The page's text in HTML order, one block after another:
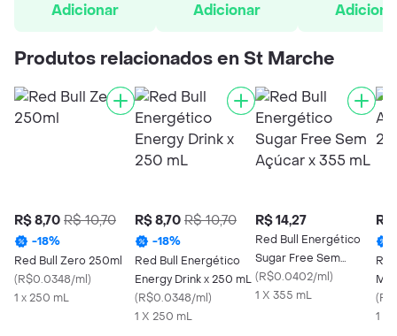
Adicionar
Adicionar
Produtos relacionados en St Marche
R$ 8,70 R$ 10,70
-18%
Red Bull Zero 250ml
(R$0.0348/ml)
1 x 250 mL
R$ 8,70 R$ 10,70
-18%
Red Bull Energético
Energy Drink x 250 mL
(R$0.0348/ml)
1 X 250 mL
R$ 14,27
Red Bull Energético
Sugar Free Sem
Açúcar x 355 mL
(R$0.0402/ml)
1 X 355 mL
R$
(
1 x